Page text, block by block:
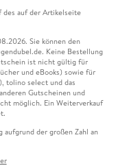
des auf der Artikelseite
Sie können den
Keine Bestellung
ist nicht gültig für
und eBooks) sowie für
tolino select und das
Gutscheinen und
möglich. Ein Weiterverkauf
der großen Zahl an